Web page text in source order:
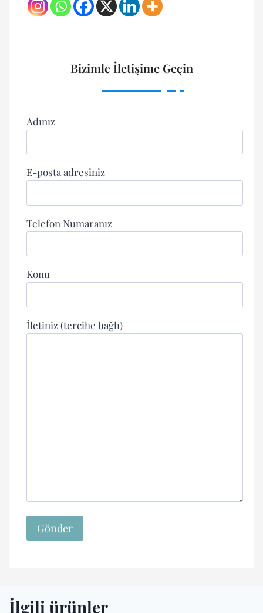
Bizimle İletişime Geçin
Adınız
E-posta adresiniz
Telefon Numaranız
Konu
İletiniz (tercihe bağlı)
İlgili ürünler